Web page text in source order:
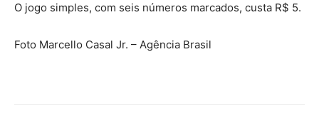
O jogo simples, com seis números marcados, custa R$ 5.
Foto Marcello Casal Jr. – Agência Brasil